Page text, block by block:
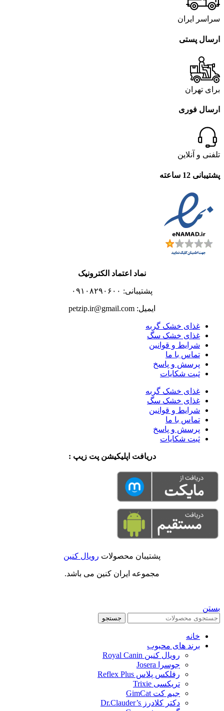
سراسر ایران
ارسال پستی
برای تهران
ارسال فوری
تلفنی و آنلاین
پشتیبانی 12 ساعته
نماد اعتماد الکترونیک
پشتیبانی: ۰۹۱۰۸۲۹۰۶۰۰
ایمیل: petzip.ir@gmail.com
غذای خشک گربه
غذای خشک سگ
شرایط و قوانین
تماس با ما
پرسش و پاسخ
ثبت شکایات
غذای خشک گربه
غذای خشک سگ
شرایط و قوانین
تماس با ما
پرسش و پاسخ
ثبت شکایات
دریافت اپلیکیشن پت زیپ :
پشتیبان محصولات رویال کنین
مجموعه ایران کنین می باشد.
بستن
جستجو
خانه
برند های محبوب
رویال کنین Royal Canin
جوسرا Josera
رفلکس پلاس Reflex Plus
تریکسی Trixie
جیم کت GimCat
دکتر کلادرز Dr.Clauder’s